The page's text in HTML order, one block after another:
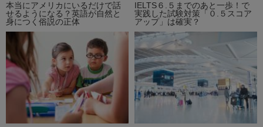
本当にアメリカにいるだけで話
せるようになる？英語が自然と
身につく俗説の正体
IELTS６.５までのあと一歩！で
実践した試験対策「０.５スコア
アップ」は確実？